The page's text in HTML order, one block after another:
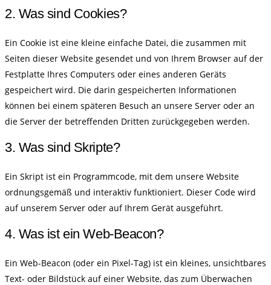
2. Was sind Cookies?
Ein Cookie ist eine kleine einfache Datei, die zusammen mit
Seiten dieser Website gesendet und von Ihrem Browser auf der
Festplatte Ihres Computers oder eines anderen Geräts
gespeichert wird. Die darin gespeicherten Informationen
können bei einem späteren Besuch an unsere Server oder an
die Server der betreffenden Dritten zurückgegeben werden.
3. Was sind Skripte?
Ein Skript ist ein Programmcode, mit dem unsere Website
ordnungsgemäß und interaktiv funktioniert. Dieser Code wird
auf unserem Server oder auf Ihrem Gerät ausgeführt.
4. Was ist ein Web-Beacon?
Ein Web-Beacon (oder ein Pixel-Tag) ist ein kleines, unsichtbares
Text- oder Bildstück auf einer Website, das zum Überwachen